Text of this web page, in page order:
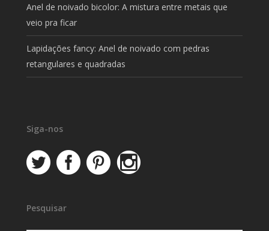
Anel de noivado bicolor: A mistura entre metais que
veio pra ficar
Lapidações fancy: Anel de noivado com pedras
retangulares e quadradas
Siga-nos
Pesquisar